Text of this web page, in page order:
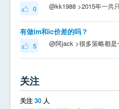
0
有做im和ic价差的吗？
5
关注
关注 30 人